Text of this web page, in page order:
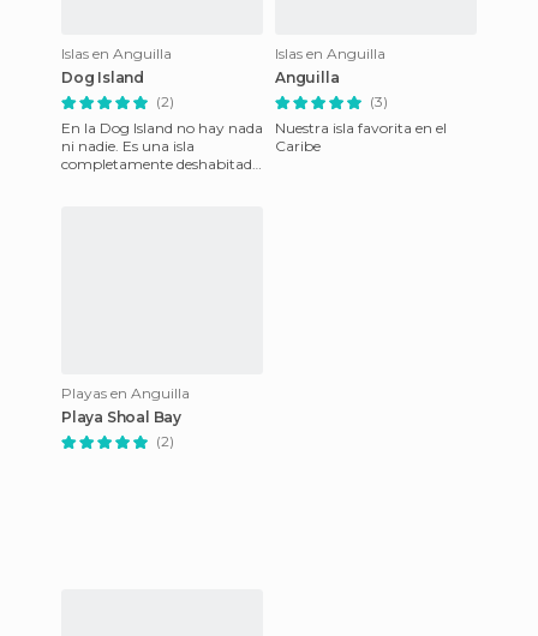
Islas en Anguilla
Dog Island
(2)
En la Dog Island no hay nada
ni nadie. Es una isla
completamente deshabitada
Islas en Anguilla
Anguilla
(3)
Nuestra isla favorita en el
Caribe
Playas en Anguilla
Playa Shoal Bay
(2)